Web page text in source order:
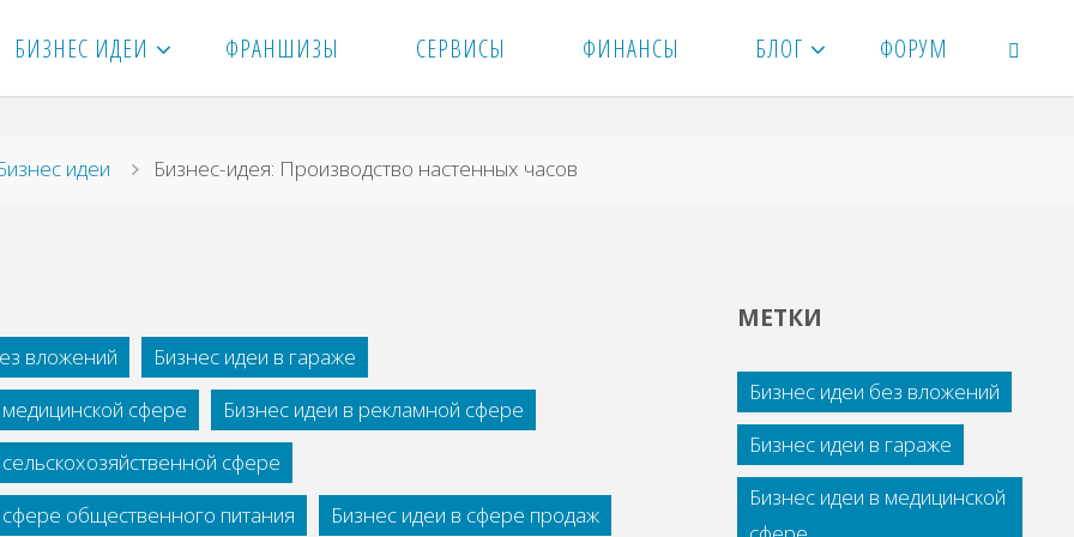
БИЗНЕС ИДЕИ ФРАНШИЗЫ СЕРВИСЫ ФИНАНСЫ БЛОГ ФОРУМ
идеи Бизнес-идея: Производство настенных часов
вложений
Бизнес идеи в гараже
сфере
Бизнес идеи в рекламной сфере
сфере
общественного питания
Бизнес идеи в сфере продаж
МЕТКИ
Бизнес идеи без вложений
Бизнес идеи в гараже
Бизнес идеи в медицинской